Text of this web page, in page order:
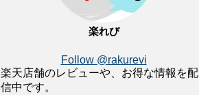
楽れび
Follow @rakurevi
楽天店舗のレビューや、お得な情報を配
信中です。